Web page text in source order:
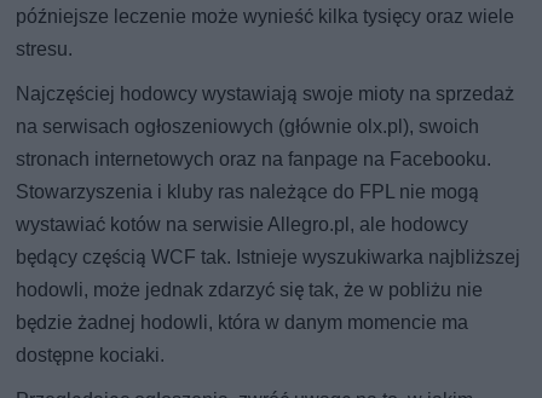
późniejsze leczenie może wynieść kilka tysięcy oraz wiele
stresu.
Najczęściej hodowcy wystawiają swoje mioty na sprzedaż
na serwisach ogłoszeniowych (głównie olx.pl), swoich
stronach internetowych oraz na fanpage na Facebooku.
Stowarzyszenia i kluby ras należące do FPL nie mogą
wystawiać kotów na serwisie Allegro.pl, ale hodowcy
będący częścią WCF tak. Istnieje wyszukiwarka najbliższej
hodowli, może jednak zdarzyć się tak, że w pobliżu nie
będzie żadnej hodowli, która w danym momencie ma
dostępne kociaki.